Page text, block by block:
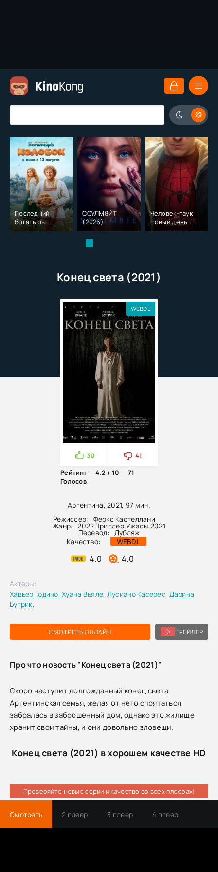
Последний
богатырь.
Колобок (2026)
СОУЛМ8ЙТ
(2026)
Человек-паук:
Новый день
(2026)
Конец света (2021)
Аргентина, 2021, 97 мин.
Режиссер:
Феркс Кастеллани
Жанр: 2022,Триллер,Ужасы,2021
Перевод:
Дубляж
Качество:
WEBDL
4.0 4.0
WEBDL
30
41
Рейтинг
4.2 / 10
71
Голосов
СМОТРЕТЬ ОНЛАЙН ТРЕЙЛЕР
Актеры:
Хавьер Годино,Хуана Вьяле, Лусиано Касерес, Дарина
Бутрик,
Про что новость "Конец света (2021)"
Скоро наступит долгожданный конец света.
Аргентинская семья, желая от него спрятаться,
забралась в заброшенный дом, однако это жилище
хранит свои тайны, и они довольно зловещи.
Конец света (2021) в хорошем качестве HD
Проверяйте новые серии и качество во всех плеерах!
Смотреть 2 плеер 3 плеер 4 плеер